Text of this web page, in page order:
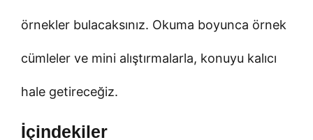
örnekler bulacaksınız. Okuma boyunca örnek
cümleler ve mini alıştırmalarla, konuyu kalıcı
hale getireceğiz.
İçindekiler